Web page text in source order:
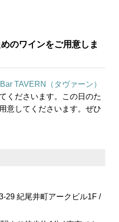
のワインをご用意しま
TAVERN（タヴァーン）
くださいます。この日のた
意してくださいます。ぜひ
29 紀尾井町アークビル1F /